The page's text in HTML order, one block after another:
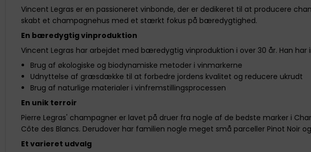
Vincent Legras er en passioneret vinbonde, der er dedikeret til at producere
skabt et champagnehus med et stærkt fokus på bæredygtighed.
En bæredygtig vinproduktion
Vincent Legras har arbejdet med bæredygtig vinproduktion i over 30 år. Han
Brug af økologiske og biodynamiske metoder i vinmarkerne
Udnyttelse af græsdække til at forbedre jordens kvalitet og reducere ukrudt
Brug af naturlige materialer i vinfremstillingsprocessen
En unik terroir
Pierre Legras' champagner er lavet på druer fra nogle af de bedste marker i
Côte des Blancs. Derudover har familien nogle meget små parceller Pinot Noir
Et varieret udvalg